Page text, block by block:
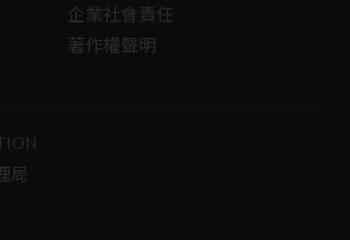
企業社會責任
著作權聲明
局